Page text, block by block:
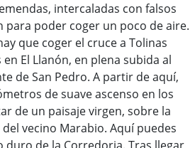
intercaladas con falsos
para poder coger un poco de aire.
que coger el cruce a Tolinas
El Llanón, en plena subida al
de San Pedro. A partir de aquí,
de suave ascenso en los
de un paisaje virgen, sobre la
vecino Marabio. Aquí puedes